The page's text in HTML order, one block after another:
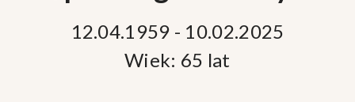
12.04.1959 - 10.02.2025
Wiek: 65 lat